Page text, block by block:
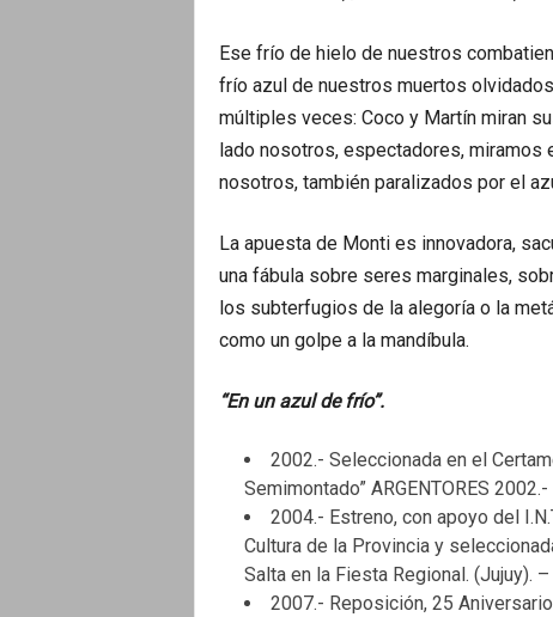
Ese frío de hielo de nuestros
frío azul de nuestros muertos
múltiples veces: Coco y Martín miran
lado nosotros, espectadores, miramos
nosotros, también paralizados por el
La apuesta de Monti es innovadora,
una fábula sobre seres marginales,
los subterfugios de la alegoría o la
como un golpe a la mandíbula.
“En un azul de frío”.
2002.- Seleccionada en el
Semimontado” ARGENTORES 2002.-
2004.- Estreno, con apoyo del
Cultura de la Provincia y
Salta en la Fiesta Regional. (Jujuy). –
2007.- Reposición, 25